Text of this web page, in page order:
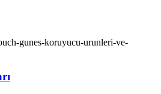
gunes-koruyucu-urunleri-ve-